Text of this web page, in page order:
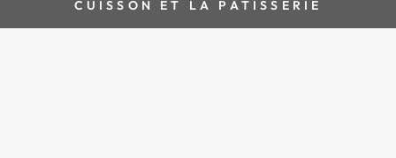
CUISSON ET LA PÂTISSERIE